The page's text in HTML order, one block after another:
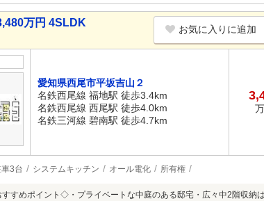
万円 4SLDK
お気に入りに追加
愛知県西尾市平坂吉山２
名鉄西尾線 福地駅 徒歩3.4km
名鉄西尾線 西尾駅 徒歩4.0km
名鉄三河線 碧南駅 徒歩4.7km
3台 システムキッチン オール電化 所有権
すめポイント◇・プライベートな中庭のある邸宅・広々中2階収納